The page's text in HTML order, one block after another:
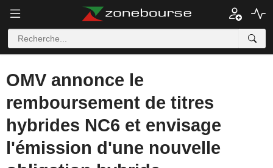
OMV annonce le
remboursement de titres
hybrides NC6 et envisage
l'émission d'une nouvelle